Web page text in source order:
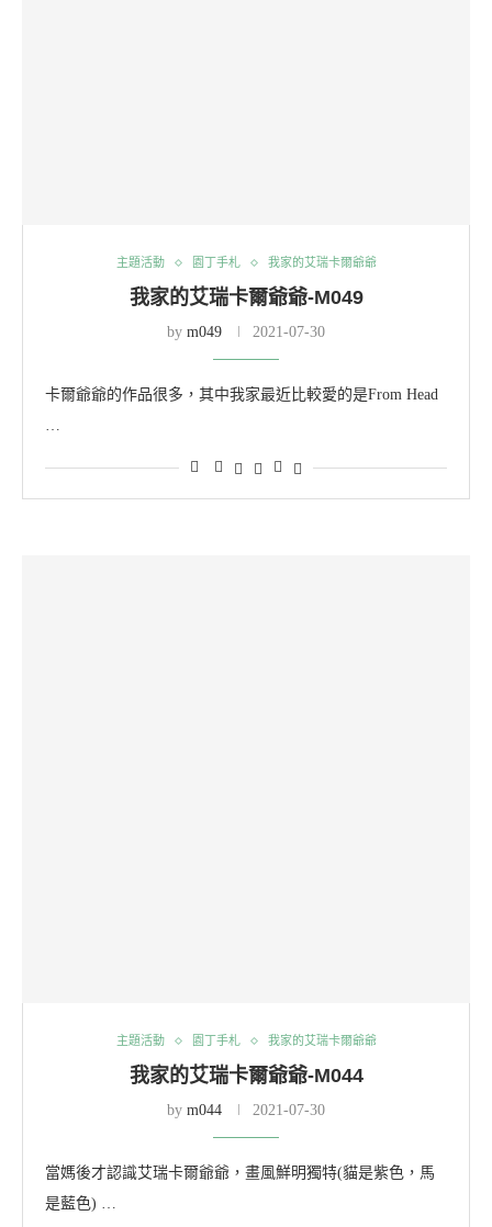
主題活動 園丁手札 我家的艾瑞卡爾爺爺
我家的艾瑞卡爾爺爺-M049
by m049 2021-07-30
卡爾爺爺的作品很多，其中我家最近比較愛的是From Head
…
主題活動 園丁手札 我家的艾瑞卡爾爺爺
我家的艾瑞卡爾爺爺-M044
by m044 2021-07-30
當媽後才認識艾瑞卡爾爺爺，畫風鮮明獨特(貓是紫色，馬
是藍色) …